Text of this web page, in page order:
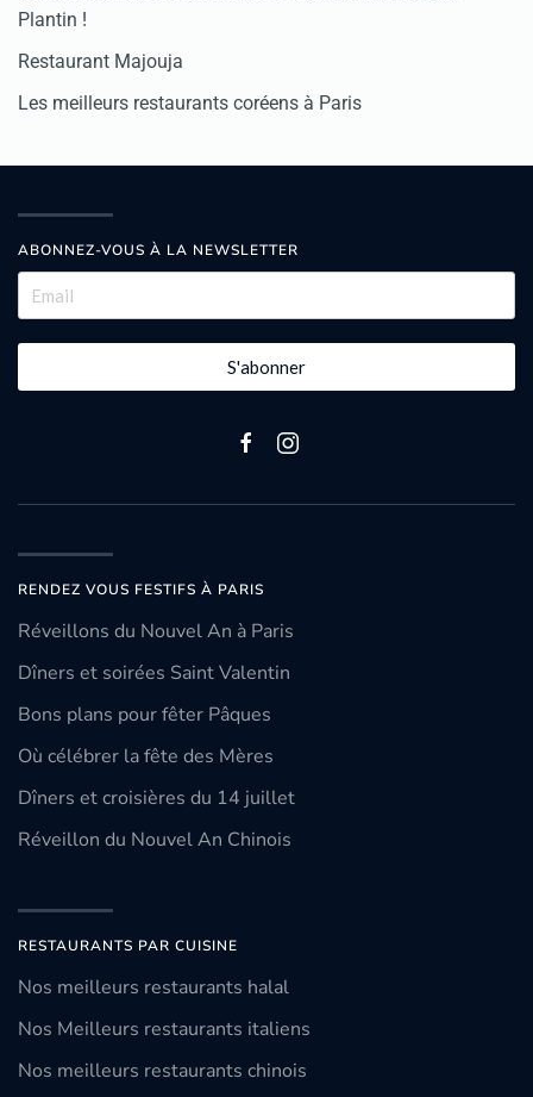
Plantin !
Restaurant Majouja
Les meilleurs restaurants coréens à Paris
ABONNEZ-VOUS À LA NEWSLETTER
S'abonner
RENDEZ VOUS FESTIFS À PARIS
Réveillons du Nouvel An à Paris
Dîners et soirées Saint Valentin
Bons plans pour fêter Pâques
Où célébrer la fête des Mères
Dîners et croisières du 14 juillet
Réveillon du Nouvel An Chinois
RESTAURANTS PAR CUISINE
Nos meilleurs restaurants halal
Nos Meilleurs restaurants italiens
Nos meilleurs restaurants chinois